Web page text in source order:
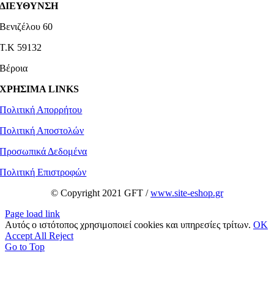
ΔΙΕΥΘΥΝΣΗ
Βενιζέλου 60
Τ.Κ 59132
Βέροια
ΧΡΗΣΙΜΑ LINKS
Πολιτική Απορρήτου
Πολιτική Αποστολών
Προσωπικά Δεδομένα
Πολιτική Επιστροφών
© Copyright 2021 GFT /www.site-eshop.gr
Page load link
Αυτός ο ιστότοπος χρησιμοποιεί cookies και υπηρεσίες τρίτων. OK
Accept All Reject
Go to Top